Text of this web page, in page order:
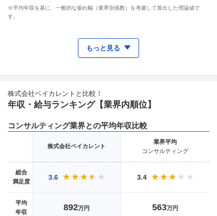
※平均年収を基に、一般的な振れ幅（業界別係数）を考慮して算出した理論値で
す。
もっと見る
株式会社ベイカレント と比較！
年収・給与ランキング【業界内順位】
コンサルティング業界との平均年収比較
株式会社ベイカレント
業界平均
コンサルティング
総合
満足度
3.6 3.4
平均
年収
892万円 563万円